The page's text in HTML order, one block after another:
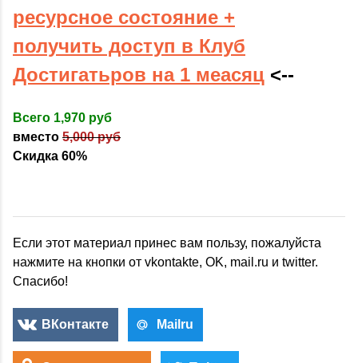
ресурсное состояние +
получить доступ в Клуб
Достигатьров на 1 меасяц <--
Всего 1,970 руб
вместо 5,000 руб
Скидка 60%
Если этот материал принес вам пользу, пожалуйста
нажмите на кнопки от vkontakte, OK, mail.ru и twitter.
Спасибо!
ВКонтакте Mailru